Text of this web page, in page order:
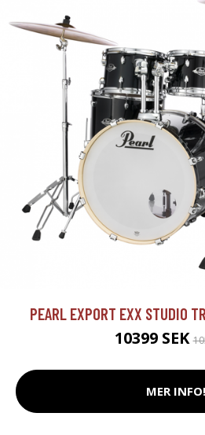
PEARL EXPORT EXX STUDIO
10399 SEK
MER INFO!